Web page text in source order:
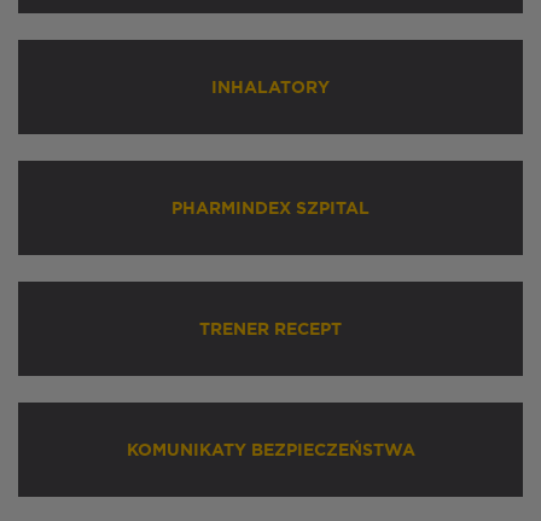
INHALATORY
PHARMINDEX SZPITAL
TRENER RECEPT
KOMUNIKATY BEZPIECZEŃSTWA